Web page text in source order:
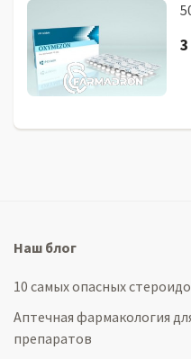
Наш блог
10 самых опасных
Аптечная фармакология
препаратов